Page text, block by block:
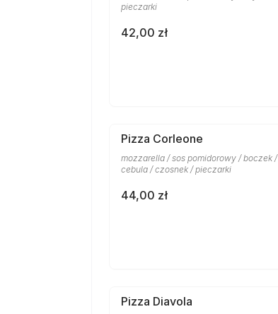
pieczarki
42,00 zł
Pizza Corleone
mozzarella / sos pomidorowy / boczek /
cebula / czosnek / pieczarki
44,00 zł
Pizza Diavola